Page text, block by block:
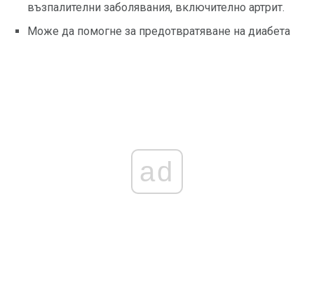
възпалителни заболявания, включително артрит.
Може да помогне за предотвратяване на диабета
ad